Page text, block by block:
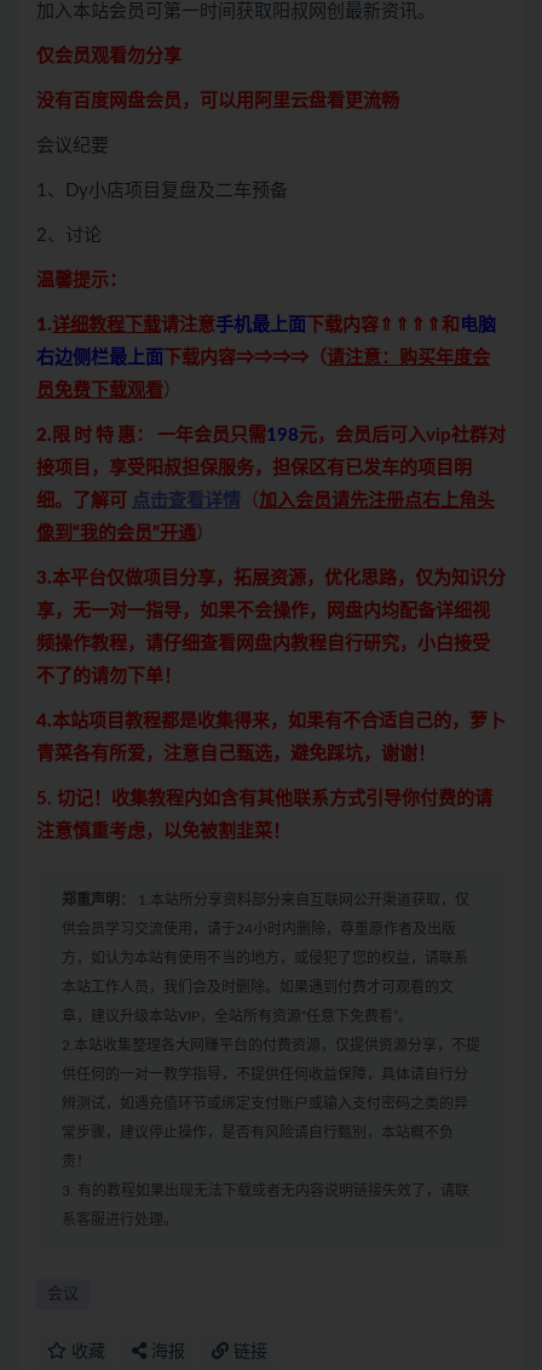
加入本站会员可第一时间获取阳叔网创最新资讯。
仅会员观看勿分享
没有百度网盘会员，可以用阿里云盘看更流畅
会议纪要
1、Dy小店项目复盘及二车预备
2、讨论
温馨提示：
1.详细教程下载请注意手机最上面 下载内容⇑⇑⇑⇑和 电脑
右边侧栏最上面
下载内容⇒⇒⇒⇒（请注意：购买年度会
员免费下载观看）
2.限 时 特 惠： 一年会员只需198元，会员后可入vip社群对
接项目，享受阳叔担保服务，担保区有已发车的项目明
细。了解可
点击查看详情 （ 加入会员请先注册点右上角头
像到“我的会员”开通 ）
3.本平台仅做项目分享，拓展资源，优化思路，仅为知识分
享，无一对一指导，如果不会操作，网盘内均配备详细视
频操作教程，请仔细查看网盘内教程自行研究，小白接受
不了的请勿下单！
4.本站项目教程都是收集得来，如果有不合适自己的，萝卜
青菜各有所爱，注意自己甄选，避免踩坑，谢谢！
5. 切记！收集教程内如含有其他联系方式引导你付费的请
注意慎重考虑，以免被割韭菜！
郑重声明：
1.本站所分享资料部分来自互联网公开渠道获取，仅
供会员学习交流使用，请于24小时内删除，尊重原作者及出版
方，如认为本站有使用不当的地方，或侵犯了您的权益，请联系
本站工作人员，我们会及时删除。如果遇到付费才可观看的文
章，建议升级本站VIP，全站所有资源“任意下免费看”。
2.本站收集整理各大网赚平台的付费资源，仅提供资源分享，不提
供任何的一对一教学指导，不提供任何收益保障，具体请自行分
辨测试，如遇充值环节或绑定支付账户或输入支付密码之类的异
常步骤，建议停止操作，是否有风险请自行甄别，本站概不负
责！
3. 有的教程如果出现无法下载或者无内容说明链接失效了，请联
系客服进行处理。
会议
收藏 海报 链接